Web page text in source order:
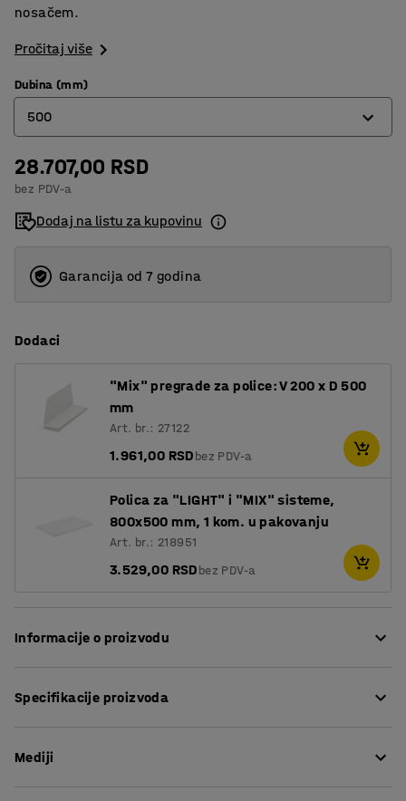
nosačem.
Pročitaj više
Dubina (mm)
500
400
500
600
28.707,00 RSD
bez PDV-a
Dodaj na listu za kupovinu
Garancija od 7 godina
Dodaci
"Mix" pregrade za police: V 200 x D 500
mm
Art. br.: 27122
1.961,00 RSDbez PDV-a
Polica za "LIGHT" i "MIX" sisteme,
800x500 mm, 1 kom. u pakovanju
Art. br.: 218951
3.529,00 RSDbez PDV-a
Informacije o proizvodu
produžite jedinicu za regeneraciju MIX pomoću jednog ili
Svaki dodatni deo je potpuna regal jedinica, ali bez
Specifikacije proizvoda
Širina
Mediji